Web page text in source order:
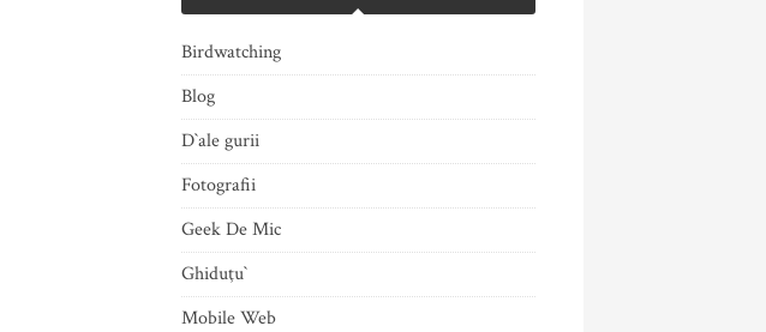
Birdwatching
Blog
D`ale gurii
Fotografii
Geek De Mic
Ghiduţu`
Mobile Web